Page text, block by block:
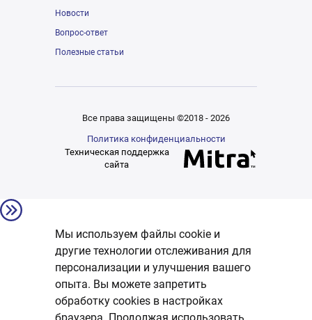
Новости
Вопрос-ответ
Полезные статьи
Все права защищены ©2018 - 2026
Политика конфиденциальности
Техническая поддержка
сайта
Мы используем файлы cookie и
другие технологии отслеживания для
персонализации и улучшения вашего
опыта. Вы можете запретить
обработку сookies в настройках